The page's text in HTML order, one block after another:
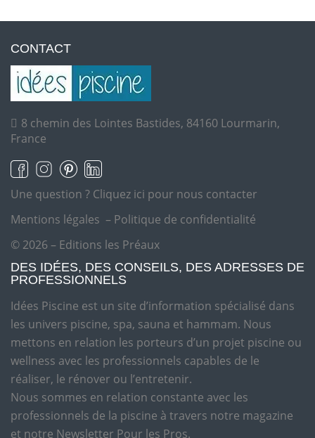
CONTACT
8 chemin des Lointes Bastides, 84160 Lourmarin,
France
Une question ? Cliquez ici pour nous contacter
Mentions légales – Politique de confidentialité
© 2026 – Editions les Préaux
DES IDÉES, DES CONSEILS, DES ADRESSES DE
PROFESSIONNELS
Idées Piscine est un site d’information spécialisé dans
les univers piscine, spa, sauna et hammam. Nous
mettons en relation les porteurs d’un projet piscine ou
wellness avec les professionnels capables de le
réaliser, le rénover ou l’entretenir.
Nous sommes en relation constante avec les
professionnels de la piscine à travers notre magazine
et notre Newsletter Pour les Pros.